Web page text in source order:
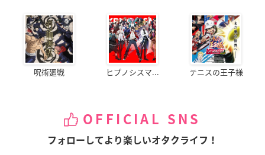
呪術廻戦 ヒプノシスマ... テニスの王子様
OFFICIAL SNS
フォローしてより楽しいオタクライフ！